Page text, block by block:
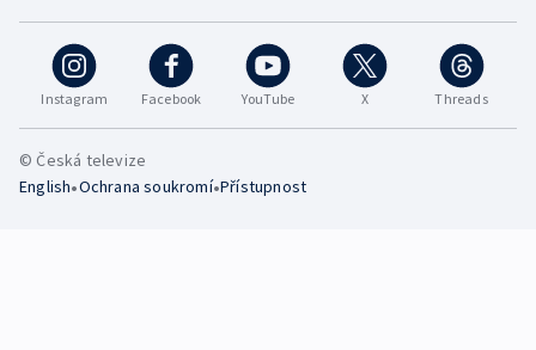
Instagram Facebook YouTube X Threads
© Česká televize
English•Ochrana soukromí•Přístupnost